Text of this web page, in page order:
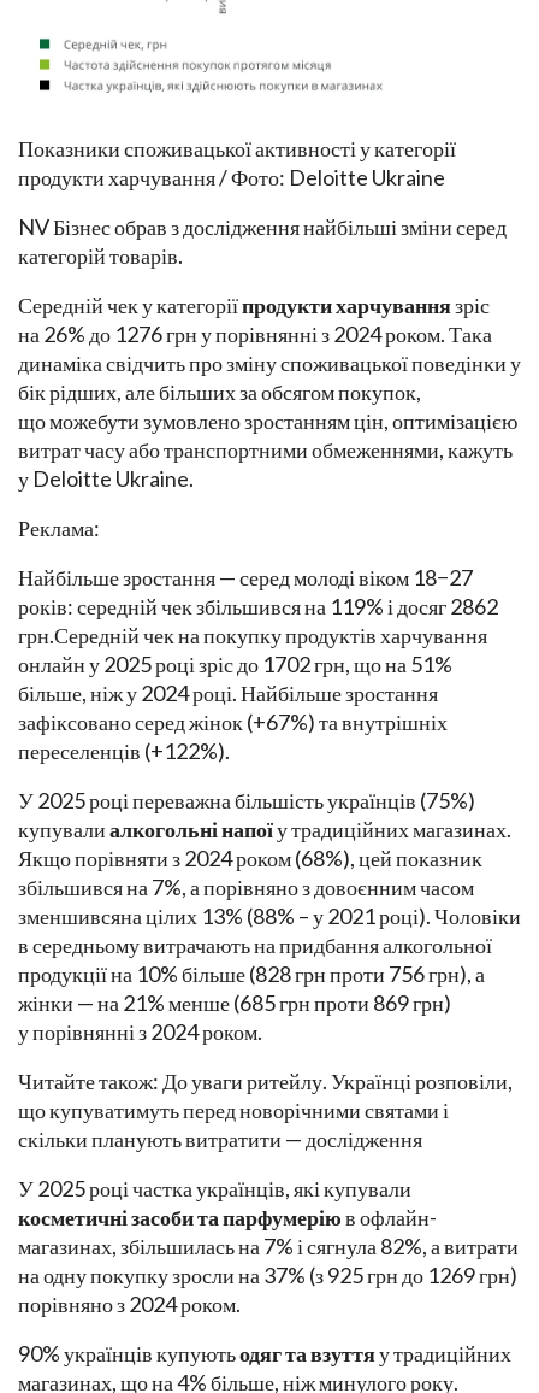
Показники споживацької активності у категорії
продукти харчування / Фото: Deloitte Ukraine
NV Бізнес обрав з дослідження найбільші зміни серед
категорій товарів.
Середній чек у категоріїпродукти харчуваннязріс
на 26% до 1276 грн у порівнянні з 2024 роком. Така
динаміка свідчить про зміну споживацької поведінки у
бік рідших, але більших за обсягом покупок,
що можебути зумовлено зростанням цін, оптимізацією
витрат часу або транспортними обмеженнями, кажуть
у Deloitte Ukraine.
Реклама:
Найбільше зростання — серед молоді віком 18−27
років: середній чек збільшився на 119% і досяг 2862
грн.Середній чек на покупку продуктів харчування
онлайн у 2025 році зріс до 1702 грн, що на 51%
більше, ніж у 2024 році. Найбільше зростання
зафіксовано серед жінок (+67%) та внутрішніх
переселенців (+122%).
У 2025 році переважна більшість українців (75%)
купувалиалкогольні напоїу традиційних магазинах.
Якщо порівняти з 2024 роком (68%), цей показник
збільшився на 7%, а порівняно з довоєнним часом
зменшивсяна цілих 13% (88% – у 2021 році). Чоловіки
в середньому витрачають на придбання алкогольної
продукції на 10% більше (828 грн проти 756 грн), а
жінки — на 21% менше (685 грн проти 869 грн)
у порівнянні з 2024 роком.
Читайте також: До уваги ритейлу. Українці розповіли,
що купуватимуть перед новорічними святами і
скільки планують витратити — дослідження
У 2025 році частка українців, які купували
косметичні засоби та парфумеріюв офлайн-
магазинах, збільшилась на 7% і сягнула 82%, а витрати
на одну покупку зросли на 37% (з 925 грн до 1269 грн)
порівняно з 2024 роком.
90% українців купуютьодяг та взуттяу традиційних
магазинах, що на 4% більше, ніж минулого року.